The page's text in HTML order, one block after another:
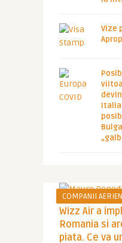
Vize
Italia
COMPANII
Wizz Air a
Romania si
piata. Ce va